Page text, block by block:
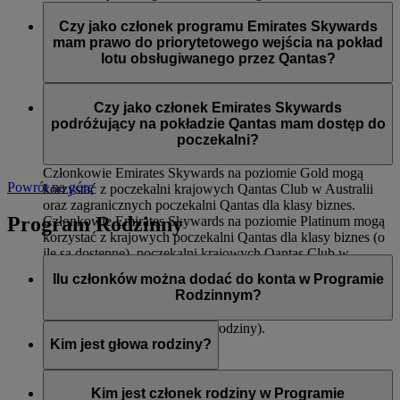
klasy biznes oraz krajowych poczekalni Qantas Club
Pierwszeństwa wejścia na pokład
Priorytetowego dostarczenia bagażu
lotów obsługiwanych przez Qantas mają dostęp do:
Odprawy dla klasy ekonomicznej Premium (o ile jest
12 kg dodatkowego limitu bagażu (na trasach, na
których obowiązuje zasada wagi)
Czy jako członek programu Emirates Skywards
mam prawo do priorytetowego wejścia na pokład
lotu obsługiwanego przez Qantas?
członkowie Emirates Skywards na poziomach Platinum i
Gold.
Czy jako członek Emirates Skywards
podróżujący na pokładzie Qantas mam dostęp do
poczekalni?
Członkowie Emirates Skywards na poziomie Gold mogą
korzystać z poczekalni krajowych Qantas Club w Australii
oraz zagranicznych poczekalni Qantas dla klasy biznes.
Członkowie Emirates Skywards na poziomie Platinum mogą
korzystać z krajowych poczekalni Qantas dla klasy biznes (o
ile są dostępne), poczekalni krajowych Qantas Club w
Australii oraz zagranicznych poczekalni Qantas dla klasy
biznes.
Powrót na górę
Program Rodzinny
Ilu członków można dodać do konta w Programie
Rodzinnym?
Ośmiu (włączając w to głowę rodziny).
Kim jest głowa rodziny?
w Programie Rodzinnym, dodawanie i usuwanie członków,
Kim jest członek rodziny w Programie